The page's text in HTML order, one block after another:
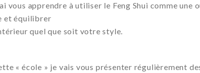
vous apprendre à utiliser le Feng Shui comme
et équilibrer
quel que soit votre style.
« école » je vais vous présenter régulièrement